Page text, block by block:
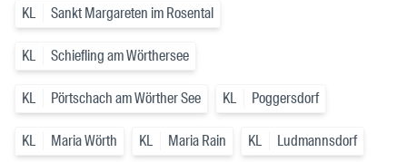
KL Sankt Margareten im Rosental
KL Schiefling am Wörthersee
KL Pörtschach am Wörther See KL Poggersdorf
KL Maria Wörth KL Maria Rain KL Ludmannsdorf